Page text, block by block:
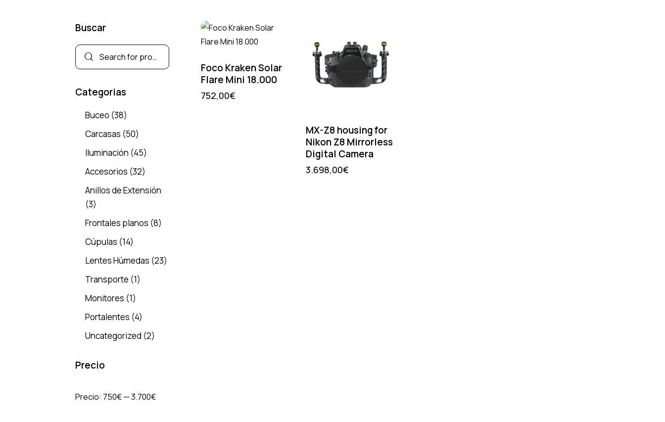
Foco Kraken Solar
Flare Mini 18.000
752,00€
MX-Z8 housing for
Nikon Z8 Mirrorless
Digital Camera
3.698,00€
Buscar
Categorias
Buceo (38)
Carcasas (50)
Iluminación (45)
Accesorios (32)
Anillos de Extensión
(3)
Frontales planos (8)
Cúpulas (14)
Lentes Húmedas (23)
Transporte (1)
Monitores (1)
Portalentes (4)
Uncategorized (2)
Precio
Precio: 750€—3.700€